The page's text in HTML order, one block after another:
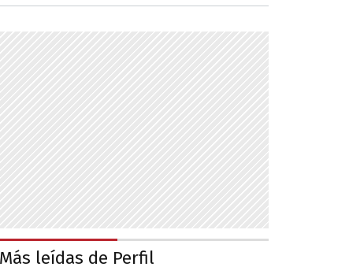
Más leídas de Perfil